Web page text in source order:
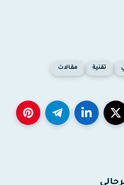
تقنية مقالات